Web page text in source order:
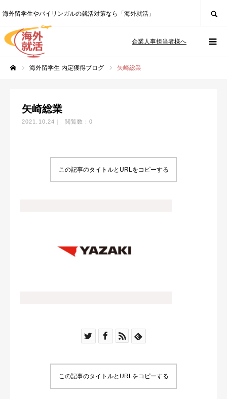
海外留学生やバイリンガルの就活対策なら「海外就活」
企業人事担当者様へ
海外留学生 内定獲得ブログ 矢崎総業
矢崎総業
2021.10.24 閲覧数：0
この記事のタイトルとURLをコピーする
この記事のタイトルとURLをコピーする